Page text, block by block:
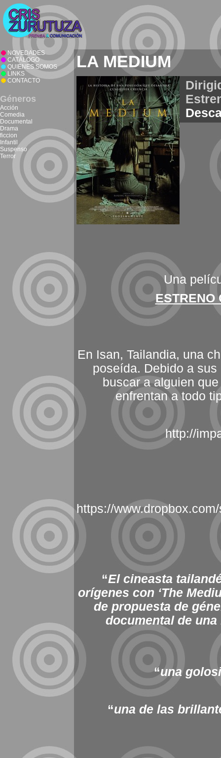
NOVEDADES
CATÁLOGO
QUIENES SOMOS
LINKS
CONTACTO
Géneros
Acción
Comedia
Documental
Drama
ficcion
Infantil
Suspenso
Terror
LA MEDIUM
Una
ESTRENO
En Isan, Tailandia, una
poseída. Debido a
buscar a alguien
enfrentan a todo
http://
https://
“El cineasta
orígenes con ‘The
de propuesta de
documental de
“una
“una de las